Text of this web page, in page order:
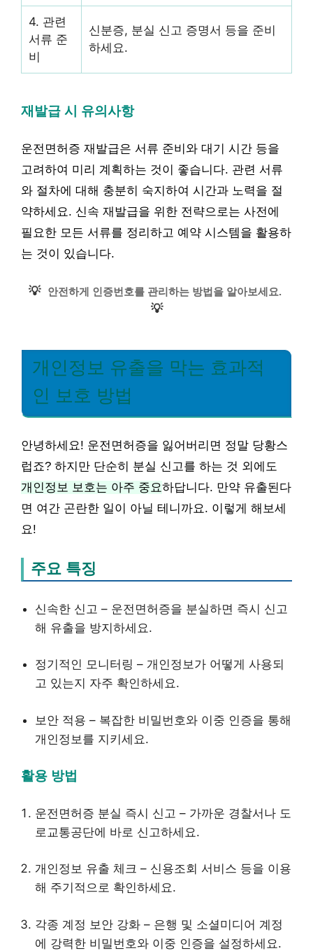
4. 관련
서류 준
비
신분증, 분실 신고 증명서 등을 준비
하세요.
재발급 시 유의사항
운전면허증 재발급은 서류 준비와 대기 시간 등을
고려하여 미리 계획하는 것이 좋습니다. 관련 서류
와 절차에 대해 충분히 숙지하여 시간과 노력을 절
약하세요. 신속 재발급을 위한 전략으로는 사전에
필요한 모든 서류를 정리하고 예약 시스템을 활용하
는 것이 있습니다.
💡 안전하게 인증번호를 관리하는 방법을 알아보세요.
💡
개인정보 유출을 막는 효과적
인 보호 방법
안녕하세요! 운전면허증을 잃어버리면 정말 당황스
럽죠? 하지만 단순히 분실 신고를 하는 것 외에도
개인정보 보호는 아주 중요하답니다. 만약 유출된다
면 여간 곤란한 일이 아닐 테니까요. 이렇게 해보세
요!
주요 특징
신속한 신고 – 운전면허증을 분실하면 즉시 신고
해 유출을 방지하세요.
정기적인 모니터링 – 개인정보가 어떻게 사용되
고 있는지 자주 확인하세요.
보안 적용 – 복잡한 비밀번호와 이중 인증을 통해
개인정보를 지키세요.
활용 방법
운전면허증 분실 즉시 신고 – 가까운 경찰서나 도
로교통공단에 바로 신고하세요.
개인정보 유출 체크 – 신용조회 서비스 등을 이용
해 주기적으로 확인하세요.
각종 계정 보안 강화 – 은행 및 소셜미디어 계정
에 강력한 비밀번호와 이중 인증을 설정하세요.